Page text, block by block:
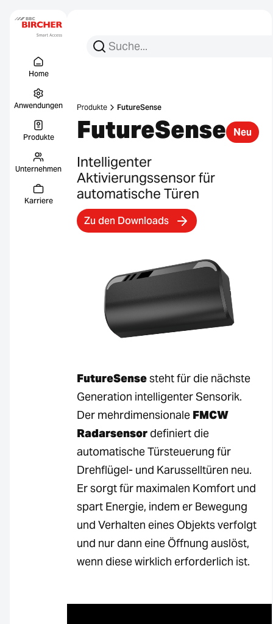
Home
Anwendungen
Produkte
Unternehmen
Karriere
Suchen Sie nach:
Suche
Produkte FutureSense
FutureSense Neu
Intelligenter
Aktivierungssensor für
automatische Türen
Zu den Downloads
FutureSensesteht für die nächste
Generation intelligenter Sensorik.
Der mehrdimensionale FMCW
Radarsensor definiert die
automatische Türsteuerung für
Drehflügel- und Karusselltüren neu.
Er sorgt für maximalen Komfort und
spart Energie, indem er Bewegung
und Verhalten eines Objekts verfolgt
und nur dann eine Öffnung auslöst,
wenn diese wirklich erforderlich ist.